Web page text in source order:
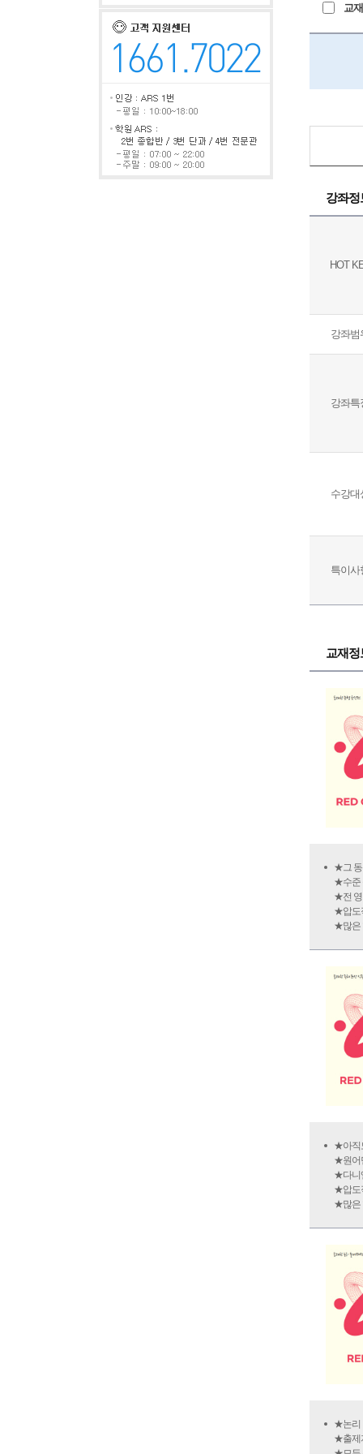
교
강좌정
HOT
강좌범
강좌특
수강대
특이사
교재정
★그 동
★수준
★전 영
★압도
★많은
★아직
★원어
★다니
★압도
★많은
★논리
★출제